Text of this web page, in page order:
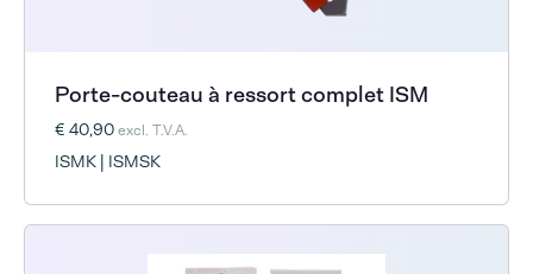
Porte-couteau à ressort complet ISM
€ 40,90excl. T.V.A.
ISMK | ISMSK